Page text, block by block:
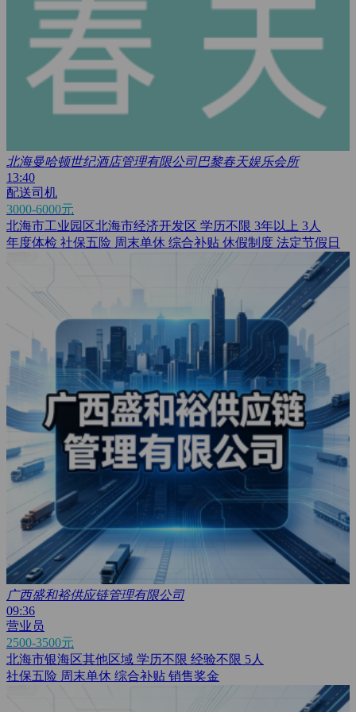
北海曼哈顿世纪酒店管理有限公司巴黎春天娱乐会所
13:40
配送司机
3000-6000元
北海市工业园区北海市经济开发区 学历不限 3年以上 3人
年度体检 社保五险 周末单休 综合补贴 休假制度 法定节假日
广西盛和裕供应链管理有限公司
09:36
营业员
2500-3500元
北海市银海区其他区域 学历不限 经验不限 5人
社保五险 周末单休 综合补贴 销售奖金